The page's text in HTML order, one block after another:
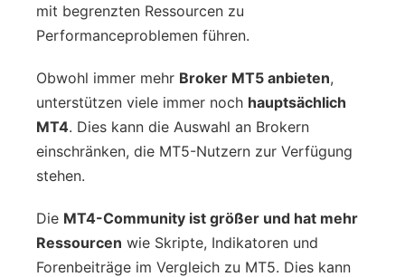
mit begrenzten Ressourcen zu
Performanceproblemen führen.
Obwohl immer mehr Broker MT5 anbieten,
unterstützen viele immer noch hauptsächlich
MT4. Dies kann die Auswahl an Brokern
einschränken, die MT5-Nutzern zur Verfügung
stehen.
Die MT4-Community ist größer und hat mehr
Ressourcen wie Skripte, Indikatoren und
Forenbeiträge im Vergleich zu MT5. Dies kann